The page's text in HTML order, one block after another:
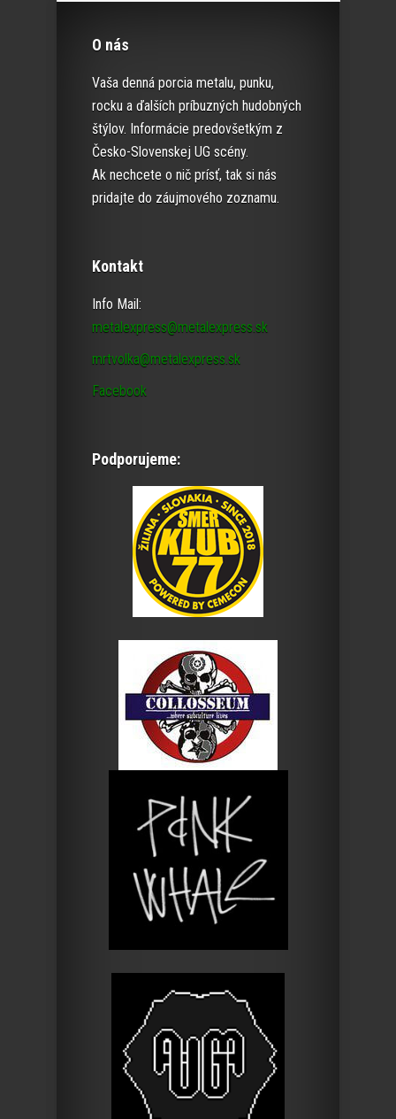
O nás
Vaša denná porcia metalu, punku,
rocku a ďalších príbuzných hudobných
štýlov. Informácie predovšetkým z
Česko-Slovenskej UG scény.
Ak nechcete o nič prísť, tak si nás
pridajte do záujmového zoznamu.
Kontakt
Info Mail:
metalexpress@metalexpress.sk
mrtvolka@metalexpress.sk
Facebook
Podporujeme: